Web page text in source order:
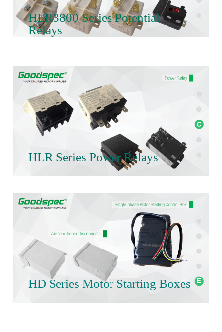
HLR3800 Series Potential
Relays
HLR Series Power Relays
HD Series Motor Starting Boxes